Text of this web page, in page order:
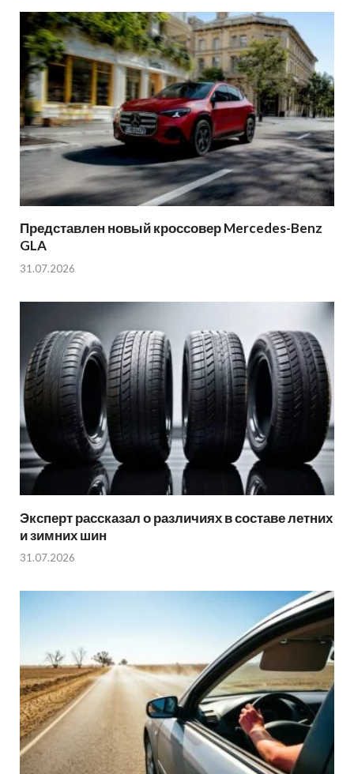
Представлен новый кроссовер Mercedes-Benz
GLA
31.07.2026
Эксперт рассказал о различиях в составе летних
и зимних шин
31.07.2026